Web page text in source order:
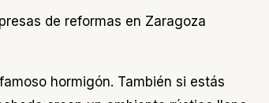
de reformas en Zaragoza
hormigón. También si estás